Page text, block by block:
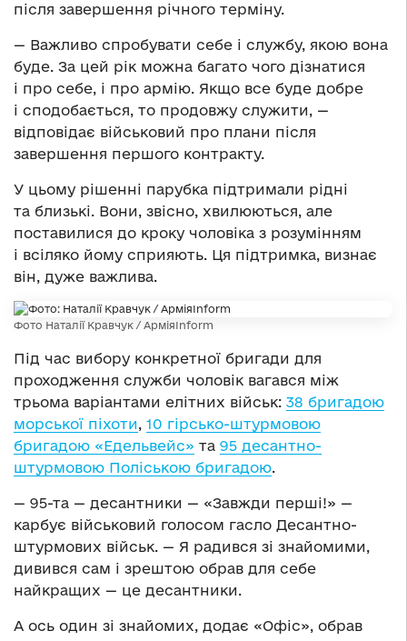
після завершення річного терміну.
— Важливо спробувати себе і службу, якою вона
буде. За цей рік можна багато чого дізнатися
і про себе, і про армію. Якщо все буде добре
і сподобається, то продовжу служити, —
відповідає військовий про плани після
завершення першого контракту.
У цьому рішенні парубка підтримали рідні
та близькі. Вони, звісно, хвилюються, але
поставилися до кроку чоловіка з розумінням
і всіляко йому сприяють. Ця підтримка, визнає
він, дуже важлива.
Фото Наталії Кравчук / АрміяInform
Під час вибору конкретної бригади для
проходження служби чоловік вагався між
трьома варіантами елітних військ: 38 бригадою
морської піхоти, 10 гірсько-штурмовою
бригадою «Едельвейс» та 95 десантно-
штурмовою Поліською бригадою.
— 95-та — десантники — «Завжди перші!» —
карбує військовий голосом гасло Десантно-
штурмових військ. — Я радився зі знайомими,
дивився сам і зрештою обрав для себе
найкращих — це десантники.
А ось один зі знайомих, додає «Офіс», обрав